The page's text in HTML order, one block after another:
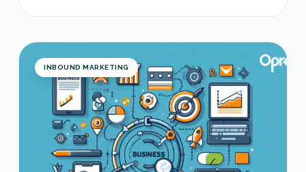
Cómo establecer y medir los objetivos de tu
INBOUND MARKETING